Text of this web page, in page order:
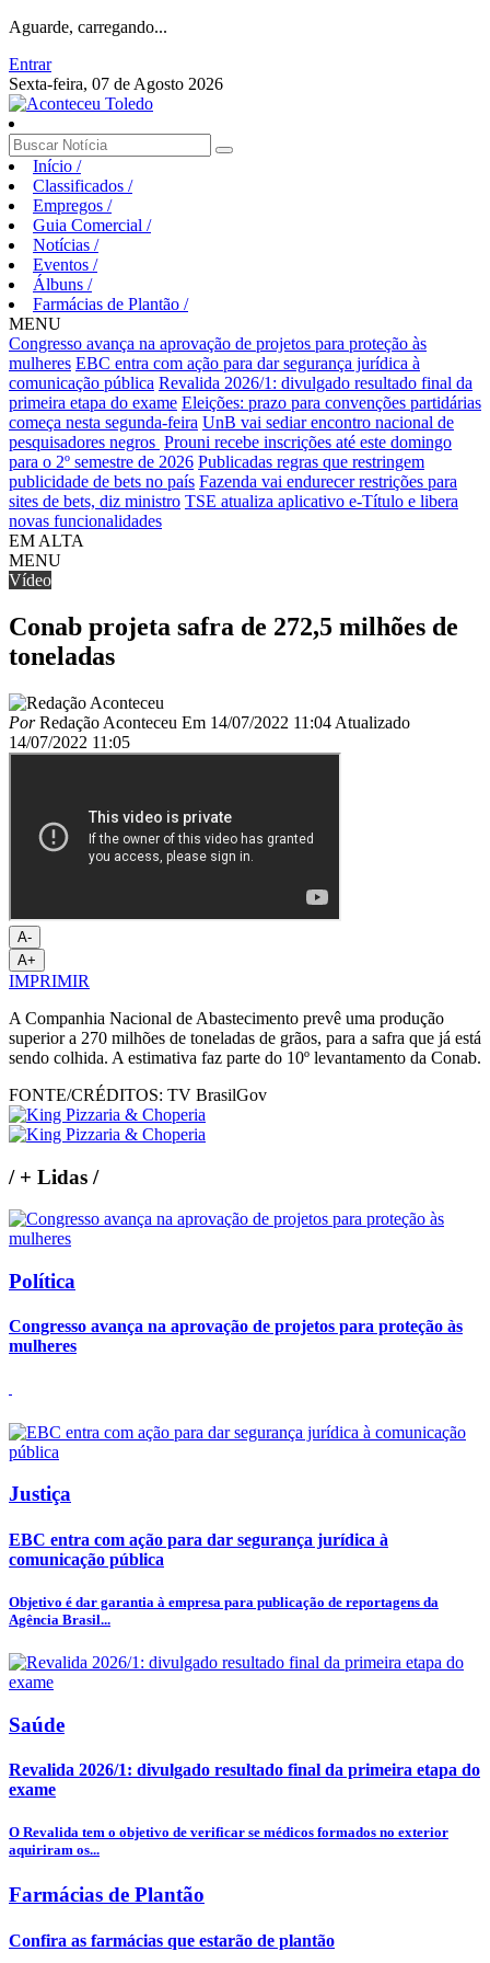
Aguarde, carregando...
Entrar
Sexta-feira, 07 de Agosto 2026
Início /
Classificados /
Empregos /
Guia Comercial /
Notícias /
Eventos /
Álbuns /
Farmácias de Plantão /
MENU
Congresso avança na aprovação de projetos para proteção às
mulheres EBC entra com ação para dar segurança jurídica à
comunicação pública Revalida 2026/1: divulgado resultado final da
primeira etapa do exame Eleições: prazo para convenções partidárias
começa nesta segunda-feira UnB vai sediar encontro nacional de
pesquisadores negros Prouni recebe inscrições até este domingo
para o 2º semestre de 2026 Publicadas regras que restringem
publicidade de bets no país Fazenda vai endurecer restrições para
sites de bets, diz ministro TSE atualiza aplicativo e-Título e libera
novas funcionalidades
EM ALTA
MENU
Vídeo
Conab projeta safra de 272,5 milhões de
toneladas
PorRedação Aconteceu Em 14/07/2022 11:04 Atualizado
14/07/2022 11:05
A-
A+
IMPRIMIR
A Companhia Nacional de Abastecimento prevê uma produção
superior a 270 milhões de toneladas de grãos, para a safra que já está
sendo colhida. A estimativa faz parte do 10º levantamento da Conab.
FONTE/CRÉDITOS: TV BrasilGov
/+ Lidas /
Política
Congresso avança na aprovação de projetos para proteção às
mulheres
Justiça
EBC entra com ação para dar segurança jurídica à
comunicação pública
Objetivo é dar garantia à empresa para publicação de reportagens da
Agência Brasil...
Saúde
Revalida 2026/1: divulgado resultado final da primeira etapa do
exame
O Revalida tem o objetivo de verificar se médicos formados no exterior
aquiriram os...
Farmácias de Plantão
Confira as farmácias que estarão de plantão